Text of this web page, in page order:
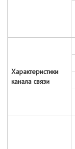
Характеристики
канала связи